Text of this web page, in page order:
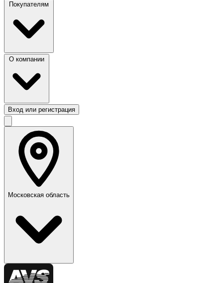
Вход или регистрация
Московская область